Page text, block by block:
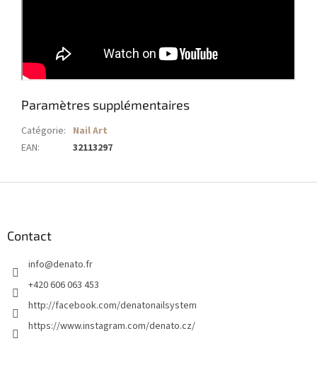
Paramètres supplémentaires
Catégorie: Nail Art
EAN: 32113297
Contact
info@denato.fr
+420 606 063 453
http://facebook.com/denatonailsystem
https://www.instagram.com/denato.cz/